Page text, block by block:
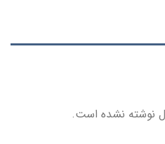
نوشته نشده است.